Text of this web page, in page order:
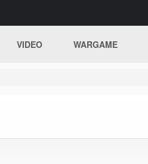
VIDEO WARGAME